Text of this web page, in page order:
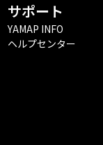
サポート
YAMAP INFO
ヘルプセンター